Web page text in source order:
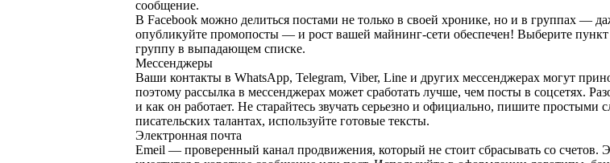
сообщение.
В Facebook можно делиться постами не только в своей хронике, но и в группах —
опубликуйте промопосты — и рост вашей майнинг-сети обеспечен! Выберите
группу в выпадающем списке.
Мессенджеры
Ваши контакты в WhatsApp, Telegram, Viber, Line и других мессенджерах могут
поэтому рассылка в мессенджерах может сработать лучше, чем посты в соцсетях.
и как он работает. Не старайтесь звучать серьезно и официально, пишите
писательских талантах, используйте готовые тексты.
Электронная почта
Emeil — проверенный канал продвижения, который не стоит сбрасывать со счетов.